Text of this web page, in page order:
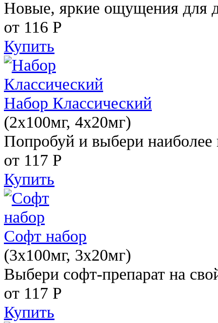
Новые, яркие ощущения для
от 116 Р
Купить
Набор Классический
(2x100мг, 4x20мг)
Попробуй и выбери наиболее
от 117 Р
Купить
Софт набор
(3x100мг, 3x20мг)
Выбери софт-препарат на
от 117 Р
Купить